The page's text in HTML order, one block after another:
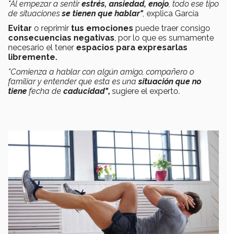
"Al empezar a sentirestrés, ansiedad, enojo , todo ese tipo
de situacionesse tienen que hablar", explica García
Evitar o reprimir tus emociones puede traer consigo
consecuencias negativas , por lo que es sumamente
necesario el tener espacios para expresarlas
libremente.
"Comienza a hablar con algún amigo, compañero o
familiar y entender que esta es unasituación que no
tiene fecha de caducidad", sugiere el experto.